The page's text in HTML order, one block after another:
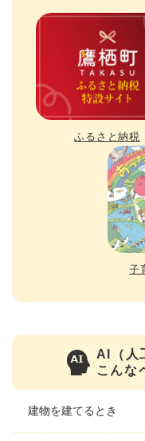
ふるさと納税
子
AI（人
こんな
建物を建てるとき